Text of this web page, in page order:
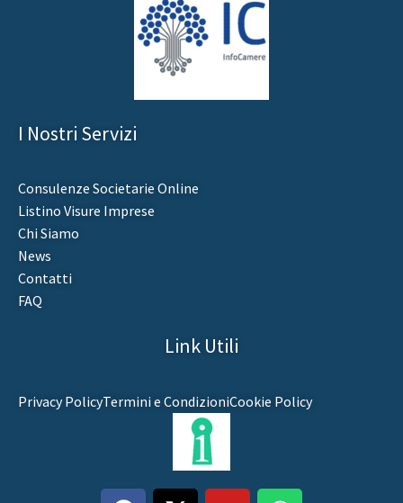
I Nostri Servizi
Consulenze Societarie Online
Listino Visure Imprese
Chi Siamo
News
Contatti
FAQ
Link Utili
Privacy PolicyTermini e CondizioniCookie Policy